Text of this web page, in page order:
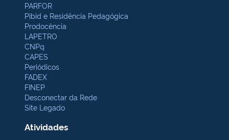
PARFOR
Pibid e Residência Pedagógica
Prodocência
LAPETRO
CNPq
CAPES
Periódicos
FADEX
FINEP
Desconectar da Rede
Site Legado
Atividades